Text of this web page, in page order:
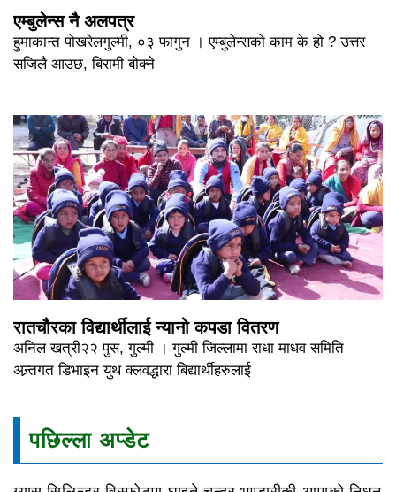
एम्बुलेन्स नै अलपत्र
हुमाकान्त पोखरेलगुल्मी, ०३ फागुन । एम्बुलेन्सको काम के हो ? उत्तर
सजिलै आउछ, बिरामी बोक्ने
रातचौरका विद्यार्थीलाई न्यानो कपडा वितरण
अनिल खत्री२२ पुस, गुल्मी । गुल्मी जिल्लामा राधा माधव समिति
अन्र्तगत डिभाइन युथ क्लवद्धारा बिद्यार्थीहरुलाई
पछिल्ला अप्डेट